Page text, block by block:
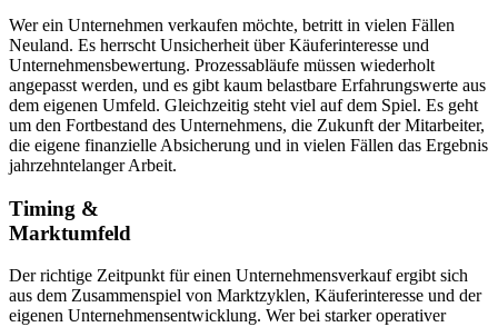
Wer ein Unternehmen verkaufen möchte, betritt in vielen Fällen
Neuland. Es herrscht Unsicherheit über Käuferinteresse und
Unternehmensbewertung. Prozessabläufe müssen wiederholt
angepasst werden, und es gibt kaum belastbare Erfahrungswerte aus
dem eigenen Umfeld. Gleichzeitig steht viel auf dem Spiel. Es geht
um den Fortbestand des Unternehmens, die Zukunft der Mitarbeiter,
die eigene finanzielle Absicherung und in vielen Fällen das Ergebnis
jahrzehntelanger Arbeit.
Timing &
Marktumfeld
Der richtige Zeitpunkt für einen Unternehmensverkauf ergibt sich
aus dem Zusammenspiel von Marktzyklen, Käuferinteresse und der
eigenen Unternehmensentwicklung. Wer bei starker operativer